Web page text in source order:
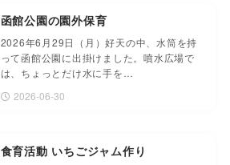
函館公園の園外保育
2026年6月29日（月）好天の中、水筒を持
って函館公園に出掛けました。噴水広場で
は、ちょっとだけ水に手を…
2026-06-30
食育活動 いちごジャム作り